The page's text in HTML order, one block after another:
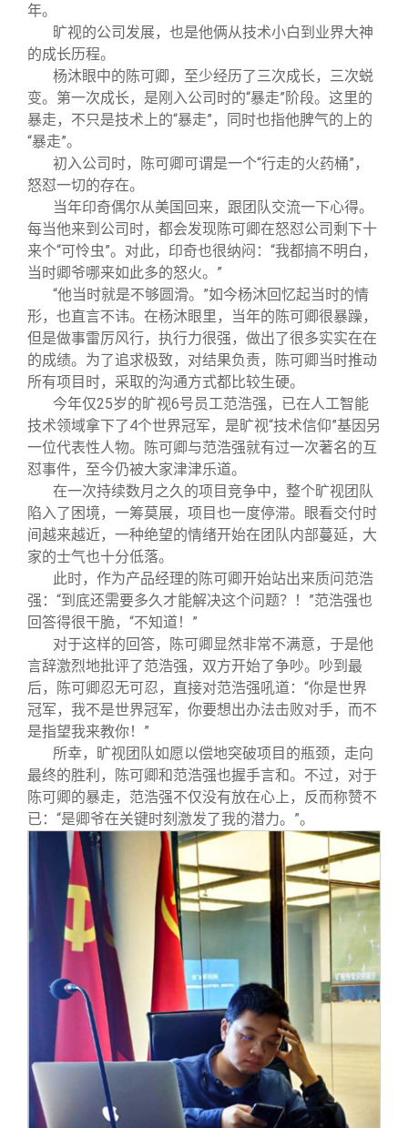
年。
旷视的公司发展，也是他俩从技术小白到业界大神
的成长历程。
杨沐眼中的陈可卿，至少经历了三次成长，三次蜕
变。第一次成长，是刚入公司时的“暴走”阶段。这里的
暴走，不只是技术上的“暴走”，同时也指他脾气的上的
“暴走”。
初入公司时，陈可卿可谓是一个“行走的火药桶”，
怒怼一切的存在。
当年印奇偶尔从美国回来，跟团队交流一下心得。
每当他来到公司时，都会发现陈可卿在怒怼公司剩下十
来个“可怜虫”。对此，印奇也很纳闷：“我都搞不明白，
当时卿爷哪来如此多的怒火。”
“他当时就是不够圆滑。”如今杨沐回忆起当时的情
形，也直言不讳。在杨沐眼里，当年的陈可卿很暴躁，
但是做事雷厉风行，执行力很强，做出了很多实实在在
的成绩。为了追求极致，对结果负责，陈可卿当时推动
所有项目时，采取的沟通方式都比较生硬。
今年仅25岁的旷视6号员工范浩强，已在人工智能
技术领域拿下了4个世界冠军，是旷视“技术信仰”基因另
一位代表性人物。陈可卿与范浩强就有过一次著名的互
怼事件，至今仍被大家津津乐道。
在一次持续数月之久的项目竞争中，整个旷视团队
陷入了困境，一筹莫展，项目也一度停滞。眼看交付时
间越来越近，一种绝望的情绪开始在团队内部蔓延，大
家的士气也十分低落。
此时，作为产品经理的陈可卿开始站出来质问范浩
强：“到底还需要多久才能解决这个问题？！”范浩强也
回答得很干脆，“不知道！”
对于这样的回答，陈可卿显然非常不满意，于是他
言辞激烈地批评了范浩强，双方开始了争吵。吵到最
后，陈可卿忍无可忍，直接对范浩强吼道：“你是世界
冠军，我不是世界冠军，你要想出办法击败对手，而不
是指望我来教你！”
所幸，旷视团队如愿以偿地突破项目的瓶颈，走向
最终的胜利，陈可卿和范浩强也握手言和。不过，对于
陈可卿的暴走，范浩强不仅没有放在心上，反而称赞不
已：“是卿爷在关键时刻激发了我的潜力。”。